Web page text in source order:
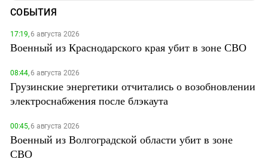
СОБЫТИЯ
17:19,6 августа 2026
Военный из Краснодарского края убит в зоне СВО
08:44,6 августа 2026
Грузинские энергетики отчитались о возобновлении
электроснабжения после блэкаута
00:45,6 августа 2026
Военный из Волгоградской области убит в зоне
СВО